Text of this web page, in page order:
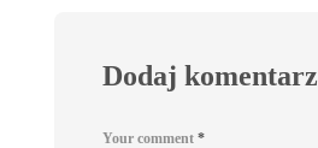
Dodaj komentarz
Your comment *